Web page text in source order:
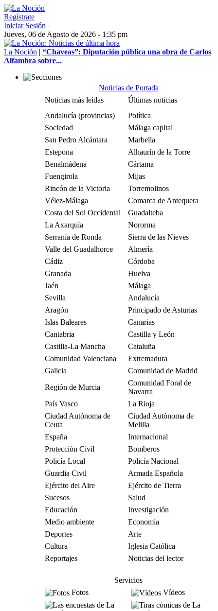
Regístrate
Iniciar Sesión
Jueves, 06 de Agosto de 2026 - 1:35 pm
La Noción | “Chaveas”: Diputación pública una obra de Carlos
Alfambra sobre...
Noticias de Portada
Noticias más leídas
Últimas noticias
Andalucía (provincias)
Política
Sociedad
Málaga capital
San Pedro Alcántara
Marbella
Estepona
Alhaurín de la Torre
Benalmádena
Cártama
Fuengirola
Mijas
Rincón de la Victoria
Torremolinos
Vélez-Málaga
Comarca de Antequera
Costa del Sol Occidental
Guadalteba
La Axarquía
Nororma
Serranía de Ronda
Sierra de las Nieves
Valle del Guadalhorce
Almería
Cádiz
Córdoba
Granada
Huelva
Jaén
Málaga
Sevilla
Andalucía
Aragón
Principado de Asturias
Islas Baleares
Canarias
Cantabria
Castilla y León
Castilla-La Mancha
Cataluña
Comunidad Valenciana
Extremadura
Galicia
Comunidad de Madrid
Región de Murcia
Comunidad Foral de
Navarra
País Vasco
La Rioja
Ciudad Autónoma de
Ceuta
Ciudad Autónoma de
Melilla
España
Internacional
Protección Civil
Bomberos
Policía Local
Policía Nacional
Guardia Civil
Armada Española
Ejército del Aire
Ejército de Tierra
Sucesos
Salud
Educación
Investigación
Medio ambiente
Economía
Deportes
Arte
Cultura
Iglesia Católica
Reportajes
Noticias del lector
Servicios
Fotos
Vídeos